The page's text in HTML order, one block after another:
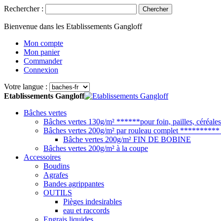
Rechercher : Chercher
Bienvenue dans les Etablissements Gangloff
Mon compte
Mon panier
Commander
Connexion
Votre langue :
Etablissements Gangloff
Bâches vertes
Bâches vertes 130g/m² ******pour foin, pailles,
Bâches vertes 200g/m² par rouleau complet **********
Bâche vertes 200g/m² FIN DE BOBINE
Bâches vertes 200g/m² à la coupe
Accessoires
Boudins
Agrafes
Bandes agrippantes
OUTILS
Pièges indesirables
eau et raccords
Engrais liquides